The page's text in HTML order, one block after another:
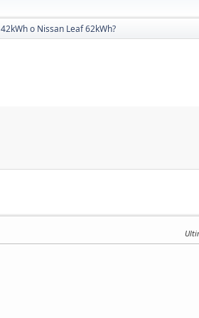
o Nissan Leaf 62kWh?